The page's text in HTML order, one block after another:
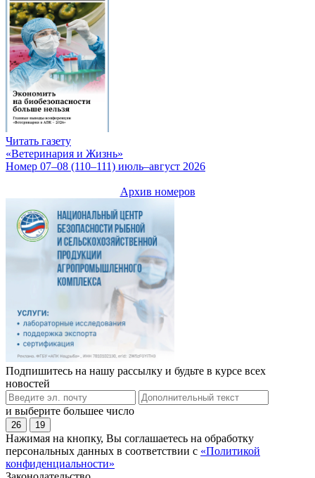
Читать газету
«Ветеринария и Жизнь»
Номер 07–08 (110–111) июль–август 2026
Архив номеров
Подпишитесь на нашу рассылку и будьте в курсе всех
новостей
и выберите большее число
26 19
Нажимая на кнопку, Вы соглашаетесь на обработку
персональных данных в соответствии с «Политикой
конфиденциальности»